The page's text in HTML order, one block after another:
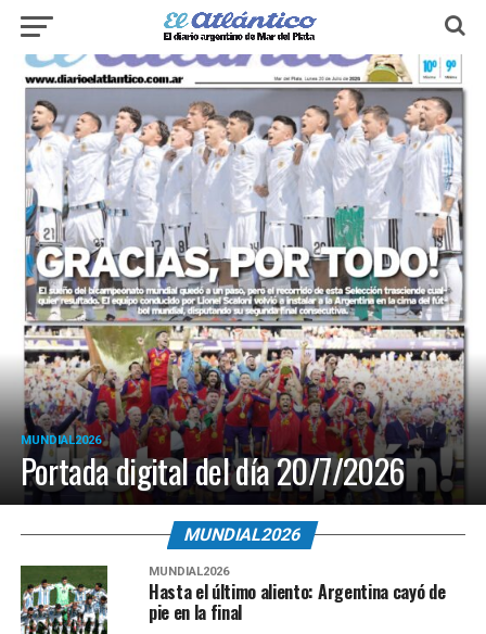
MUNDIAL2026
Portada digital del día 20/7/2026
MUNDIAL2026
MUNDIAL2026
Hasta el último aliento: Argentina cayó de
pie en la final